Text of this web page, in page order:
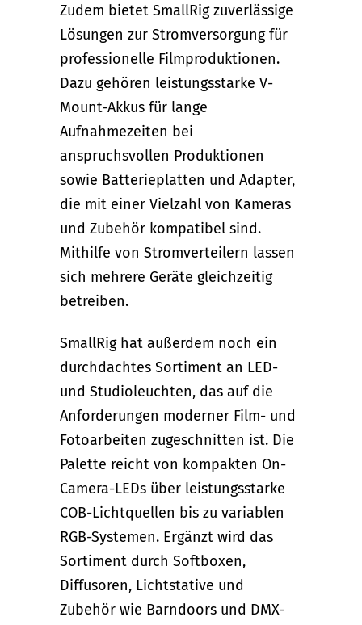
Zudem bietet SmallRig zuverlässige
Lösungen zur Stromversorgung für
professionelle Filmproduktionen.
Dazu gehören leistungsstarke V-
Mount-Akkus für lange
Aufnahmezeiten bei
anspruchsvollen Produktionen
sowie Batterieplatten und Adapter,
die mit einer Vielzahl von Kameras
und Zubehör kompatibel sind.
Mithilfe von Stromverteilern lassen
sich mehrere Geräte gleichzeitig
betreiben.
SmallRig hat außerdem noch ein
durchdachtes Sortiment an LED-
und Studioleuchten, das auf die
Anforderungen moderner Film- und
Fotoarbeiten zugeschnitten ist. Die
Palette reicht von kompakten On-
Camera-LEDs über leistungsstarke
COB-Lichtquellen bis zu variablen
RGB-Systemen. Ergänzt wird das
Sortiment durch Softboxen,
Diffusoren, Lichtstative und
Zubehör wie Barndoors und DMX-